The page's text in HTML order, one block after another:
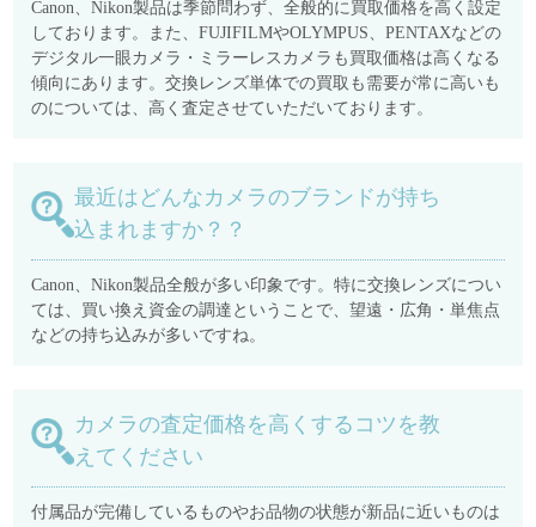
Canon、Nikon製品は季節問わず、全般的に買取価格を高く設定
しております。また、FUJIFILMやOLYMPUS、PENTAXなどの
デジタル一眼カメラ・ミラーレスカメラも買取価格は高くなる
傾向にあります。交換レンズ単体での買取も需要が常に高いも
のについては、高く査定させていただいております。
最近はどんなカメラのブランドが持ち
込まれますか？？
Canon、Nikon製品全般が多い印象です。特に交換レンズについ
ては、買い換え資金の調達ということで、望遠・広角・単焦点
などの持ち込みが多いですね。
カメラの査定価格を高くするコツを教
えてください
付属品が完備しているものやお品物の状態が新品に近いものは